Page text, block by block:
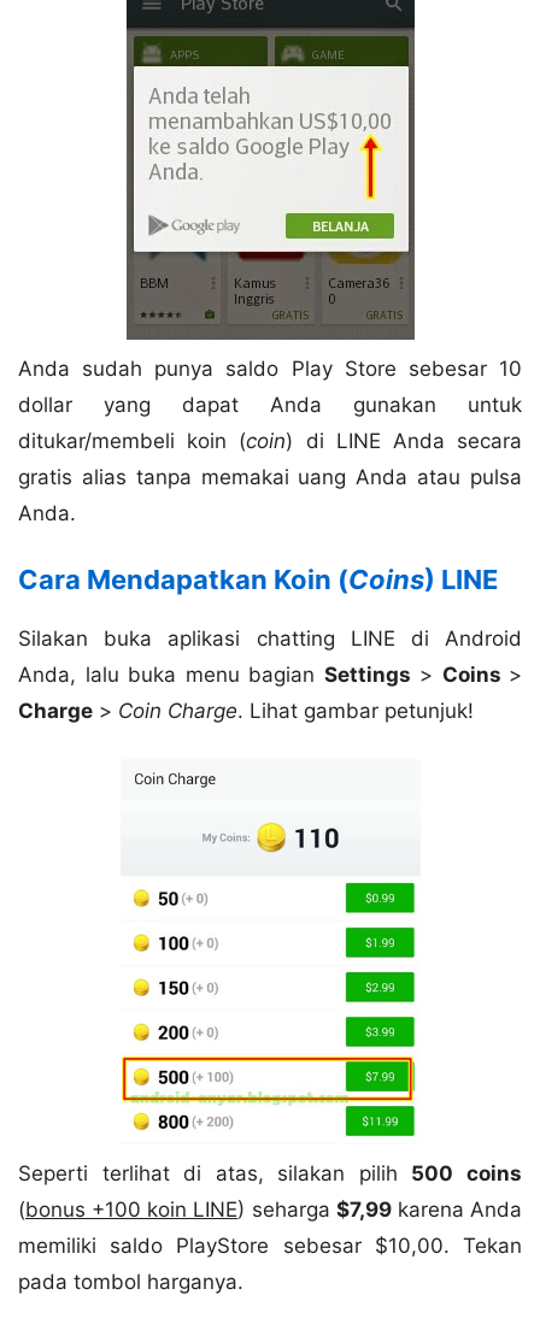
Anda sudah punya saldo Play Store sebesar 10
dollar yang dapat Anda gunakan untuk
ditukar/membeli koin (coin) di LINE Anda secara
gratis alias tanpa memakai uang Anda atau pulsa
Anda.
Cara Mendapatkan Koin (Coins) LINE
Silakan buka aplikasi chatting LINE di Android
Anda, lalu buka menu bagian Settings > Coins >
Charge > Coin Charge. Lihat gambar petunjuk!
Seperti terlihat di atas, silakan pilih 500 coins
(bonus +100 koin LINE) seharga $7,99karena Anda
memiliki saldo PlayStore sebesar $10,00. Tekan
pada tombol harganya.